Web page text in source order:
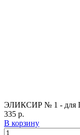
ЭЛИКСИР № 1 - для
335 р.
В корзину